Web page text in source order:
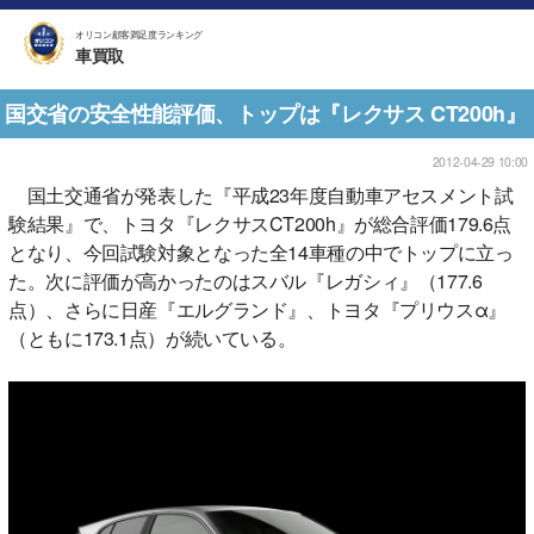
オリコン顧客満足度ランキング
車買取
国交省の安全性能評価、トップは『レクサス CT200h』
2012-04-29 10:00
国土交通省が発表した『平成23年度自動車アセスメント試
験結果』で、トヨタ『レクサスCT200h』が総合評価179.6点
となり、今回試験対象となった全14車種の中でトップに立っ
た。次に評価が高かったのはスバル『レガシィ』（177.6
点）、さらに日産『エルグランド』、トヨタ『プリウスα』
（ともに173.1点）が続いている。